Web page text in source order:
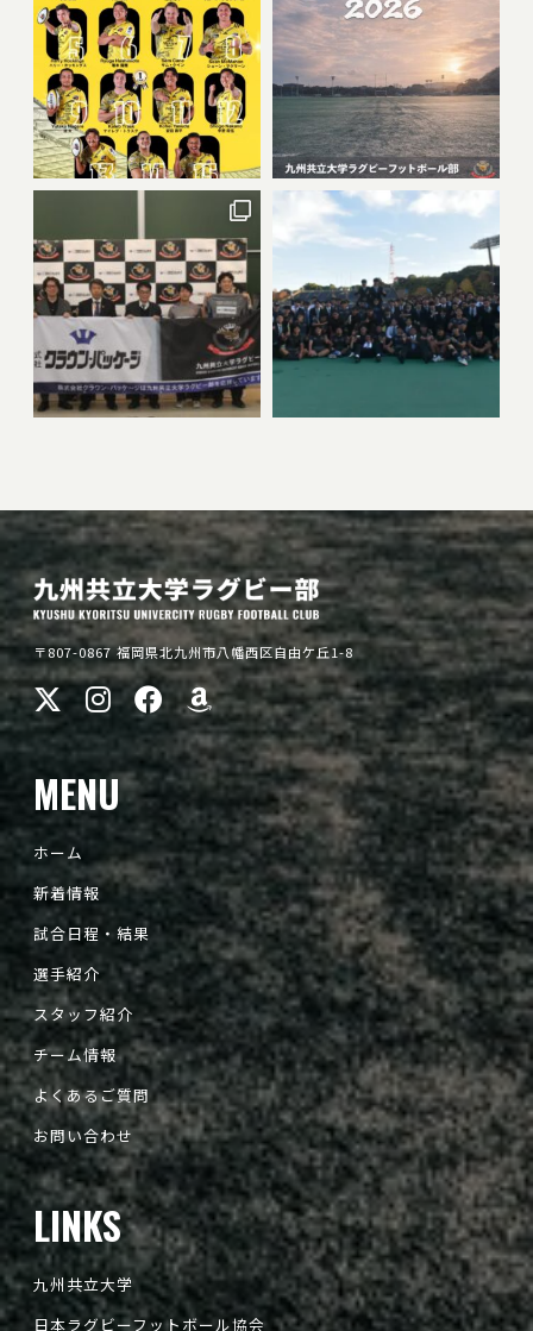
〒807-0867 福岡県北九州市八幡西区自由ケ丘1-8
MENU
ホーム
新着情報
試合日程・結果
選手紹介
スタッフ紹介
チーム情報
よくあるご質問
お問い合わせ
LINKS
九州共立大学
日本ラグビーフットボール協会